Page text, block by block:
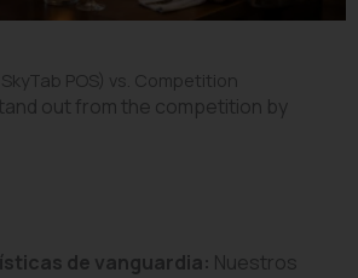
POS) vs. Competition
out from the competition by
de vanguardia: Nuestros